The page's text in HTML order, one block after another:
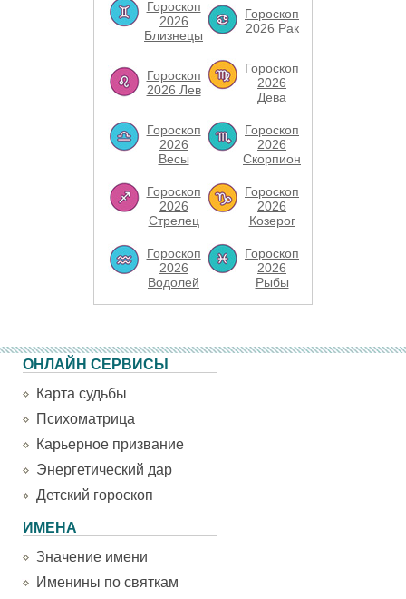
Гороскоп
2026
Близнецы
Гороскоп
2026 Рак
Гороскоп
2026 Лев
Гороскоп
2026
Дева
Гороскоп
2026
Весы
Гороскоп
2026
Скорпион
Гороскоп
2026
Стрелец
Гороскоп
2026
Козерог
Гороскоп
2026
Водолей
Гороскоп
2026
Рыбы
ОНЛАЙН СЕРВИСЫ
Карта судьбы
Психоматрица
Карьерное призвание
Энергетический дар
Детский гороскоп
ИМЕНА
Значение имени
Именины по святкам